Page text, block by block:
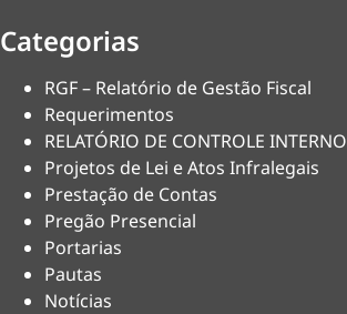
Categorias
RGF – Relatório de Gestão Fiscal
Requerimentos
RELATÓRIO DE CONTROLE INTERNO
Projetos de Lei e Atos Infralegais
Prestação de Contas
Pregão Presencial
Portarias
Pautas
Notícias